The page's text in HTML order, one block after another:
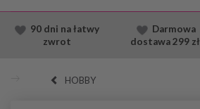
90 dni na łatwy
zwrot
Darmowa
dostawa299 zł
HOBBY